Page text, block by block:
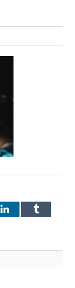
LinkedInTumblr